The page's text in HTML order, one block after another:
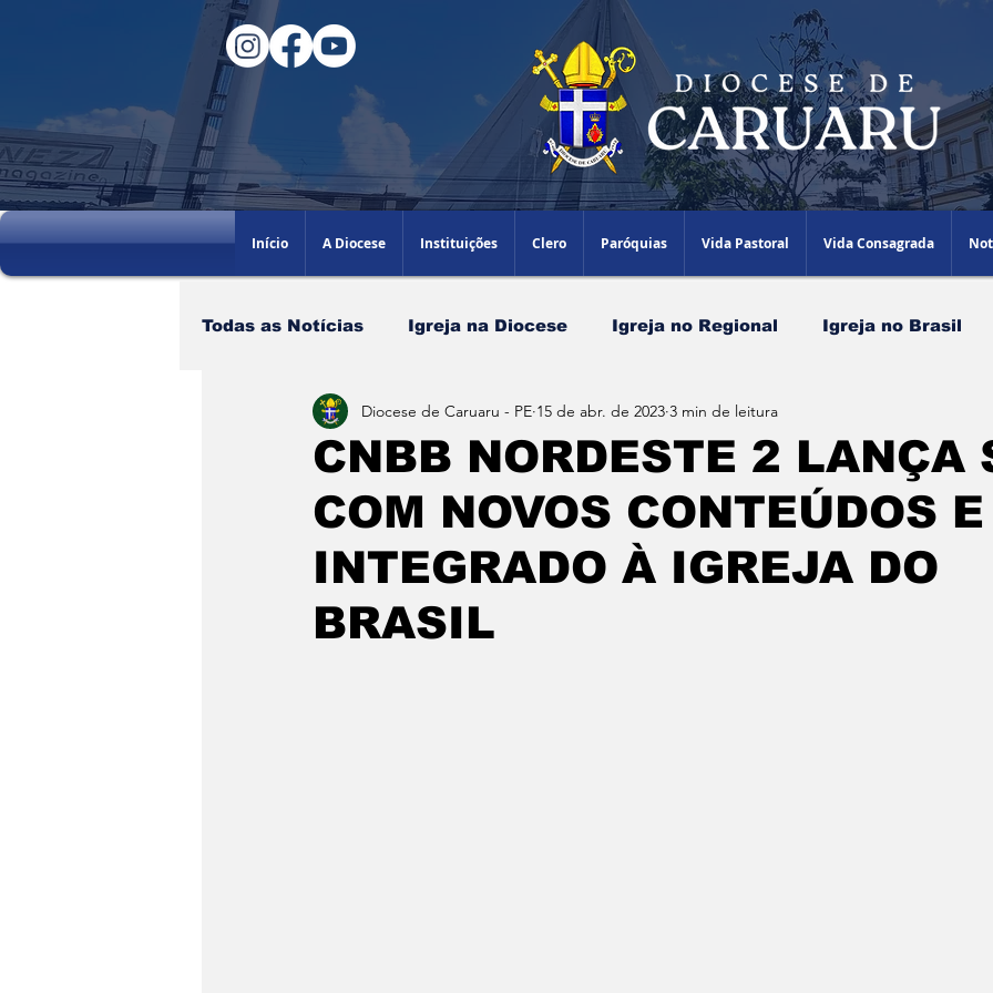
Início A Diocese Instituições Clero Paróquias Vida Pastoral Vida Consagrada
Todas as Notícias Igreja na Diocese Igreja no Regional Igreja no Brasil
Santo do dia 60AGB Papa Leão XIV Agenda Episcopal
CNBB NORDESTE 2 LANÇA
COM NOVOS CONTEÚDOS
INTEGRADO À IGREJA DO
BRASIL
Diocese de Caruaru - PE 15 de abr. de 2023 3 min de leitura